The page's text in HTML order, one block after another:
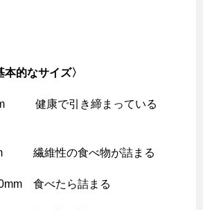
本的なサイズ〉
健康で引き締まっている
繊維性の食べ物が詰まる
食べたら詰まる